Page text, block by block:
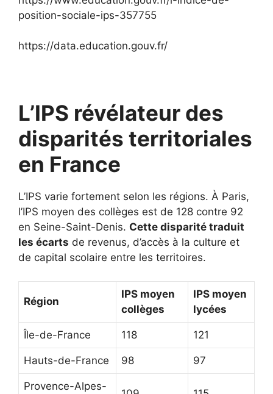
position-sociale-ips-357755
https://data.education.gouv.fr/
L’IPS révélateur des
disparités territoriales
en France
L’IPS varie fortement selon les régions. À Paris,
l’IPS moyen des collèges est de 128 contre 92
en Seine-Saint-Denis. Cette disparité traduit
les écarts de revenus, d’accès à la culture et
de capital scolaire entre les territoires.
Région
IPS moyen
collèges
IPS moyen
lycées
Île-de-France 118 121
Hauts-de-France 98 97
Provence-Alpes-